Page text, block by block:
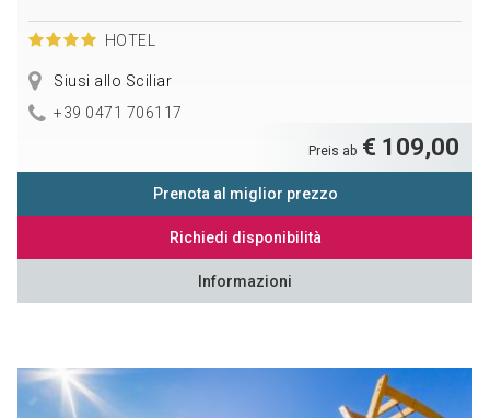
HOTEL
Siusi allo Sciliar
+39 0471 706117
Preis ab € 109,00
Prenota al miglior prezzo
Richiedi disponibilità
Informazioni